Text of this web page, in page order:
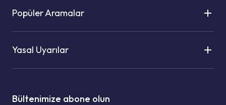
Bültenimize abone olun
Popüler Aramalar
Yasal Uyarılar